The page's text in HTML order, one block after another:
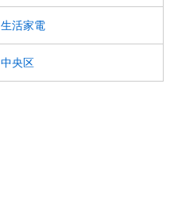
生活家電
中央区